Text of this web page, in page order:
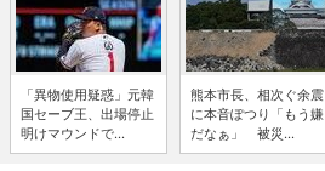
「異物使用疑惑」元韓
国セーブ王、出場停止
明けマウンドで...
熊本市長、相次ぐ余震
に本音ぽつり「もう嫌
だなぁ」 被災...